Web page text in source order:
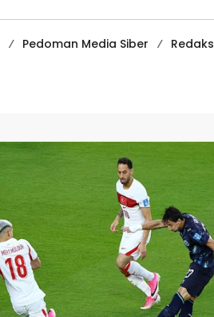
Pedoman Media Siber